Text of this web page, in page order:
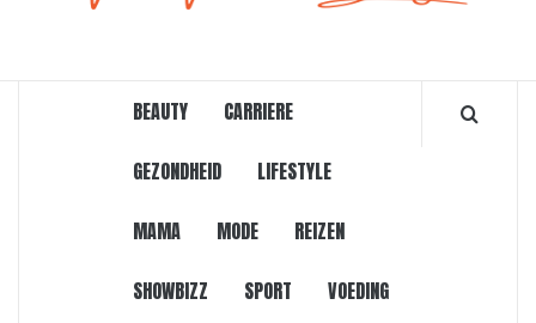
BEAUTY CARRIERE
GEZONDHEID LIFESTYLE
MAMA MODE REIZEN
SHOWBIZZ SPORT VOEDING